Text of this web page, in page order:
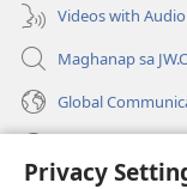
Privacy
Videos with
Maghanap sa
Global